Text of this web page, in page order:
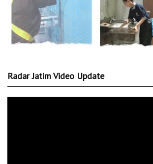
Radar Jatim Video Update